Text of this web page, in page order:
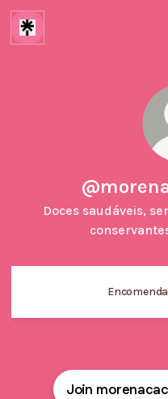
Doces saudáveis,
Join